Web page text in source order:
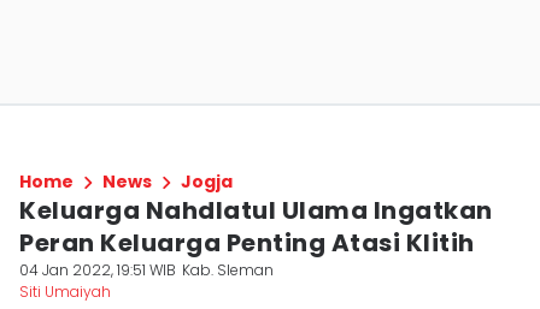
Home News Jogja
Keluarga Nahdlatul Ulama Ingatkan
Peran Keluarga Penting Atasi Klitih
04 Jan 2022, 19:51 WIB Kab. Sleman
Siti Umaiyah